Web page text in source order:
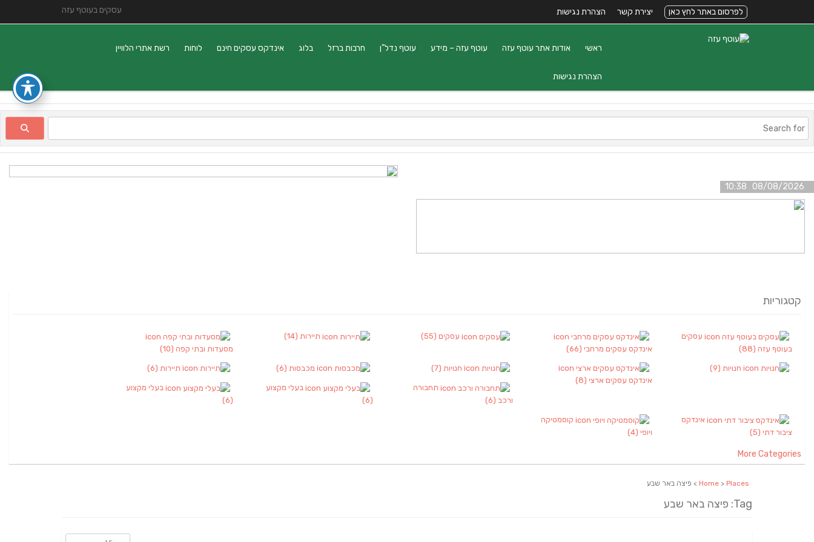
עסקים בעוטף עזה לפרסום באתר לחץ כאן יצירת קשר הצהרת נגישות
ראשי אודות אתר עוטף עזה עוטף עזה – מידע עוטף נדל”ן חרבות ברזל בלוג אינדקס עסקים חינם לוחות רשת אתרי הלוויין
הצהרת נגישות
08/08/2026 10:38
קטגוריות
עסקים
בעוטף עזה (88) אינדקס עסקים מרחבי (66)
עסקים (55) תיירות (14)
מסעדות ובתי קפה (10)
חנויות (9)
אינדקס עסקים ארצי (8)
חנויות (7) מכבסות (6) תיירות (6)
תחבורה
ורכב (6)
בעלי מקצוע
(6)
בעלי מקצוע
(6)
אינדקס
ציבור דתי (5)
קוסמטיקה
ויופי (4)
More Categories
Home > Places > פיצה באר שבע
Tag: פיצה באר שבע